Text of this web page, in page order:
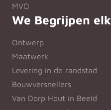
MVO
We Begrijpen
Ontwerp
Maatwerk
Levering in de randstad
Bouwversnellers
Van Dorp Hout in Beeld